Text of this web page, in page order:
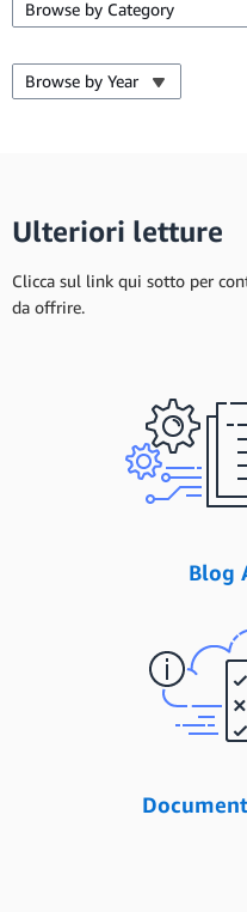
Browse by Category
Browse by Year
Ulteriori letture
Clicca sul link qui sotto per
da offrire.
Blog